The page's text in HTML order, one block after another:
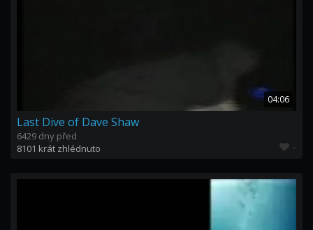
04:06
Last Dive of Dave Shaw
6429 dny před
8101 krát zhlédnuto
-